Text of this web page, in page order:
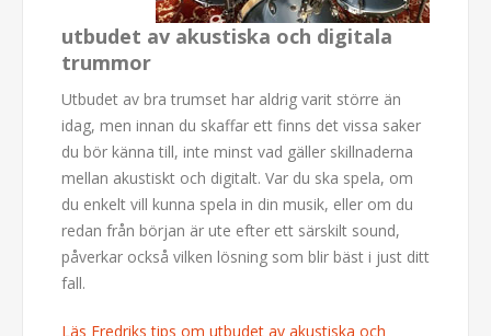
utbudet av akustiska och digitala
trummor
Utbudet av bra trumset har aldrig varit större än
idag, men innan du skaffar ett finns det vissa saker
du bör känna till, inte minst vad gäller skillnaderna
mellan akustiskt och digitalt. Var du ska spela, om
du enkelt vill kunna spela in din musik, eller om du
redan från början är ute efter ett särskilt sound,
påverkar också vilken lösning som blir bäst i just ditt
fall.
Läs Fredriks tips om utbudet av akustiska och